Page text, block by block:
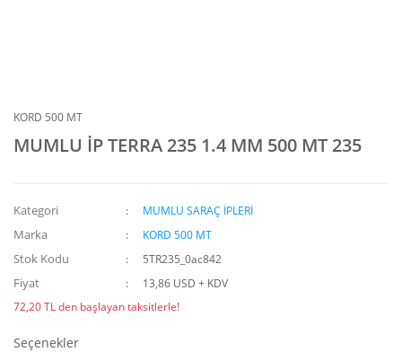
KORD 500 MT
MUMLU İP TERRA 235 1.4 MM 500 MT 235
Kategori MUMLU SARAÇ İPLERİ
Marka KORD 500 MT
Stok Kodu 5TR235_0ac842
Fiyat
13,86 USD + KDV
72,20 TL den başlayan taksitlerle!
Seçenekler